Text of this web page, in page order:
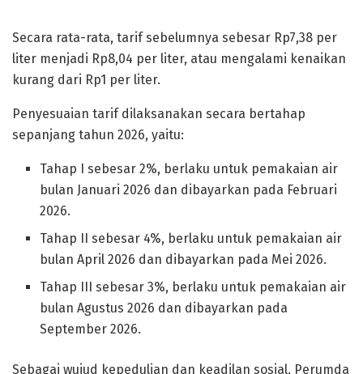
Secara rata-rata, tarif sebelumnya sebesar Rp7,38 per
liter menjadi Rp8,04 per liter, atau mengalami kenaikan
kurang dari Rp1 per liter.
Penyesuaian tarif dilaksanakan secara bertahap
sepanjang tahun 2026, yaitu:
Tahap I sebesar 2%, berlaku untuk pemakaian air
bulan Januari 2026 dan dibayarkan pada Februari
2026.
Tahap II sebesar 4%, berlaku untuk pemakaian air
bulan April 2026 dan dibayarkan pada Mei 2026.
Tahap III sebesar 3%, berlaku untuk pemakaian air
bulan Agustus 2026 dan dibayarkan pada
September 2026.
Sebagai wujud kepedulian dan keadilan sosial, Perumda